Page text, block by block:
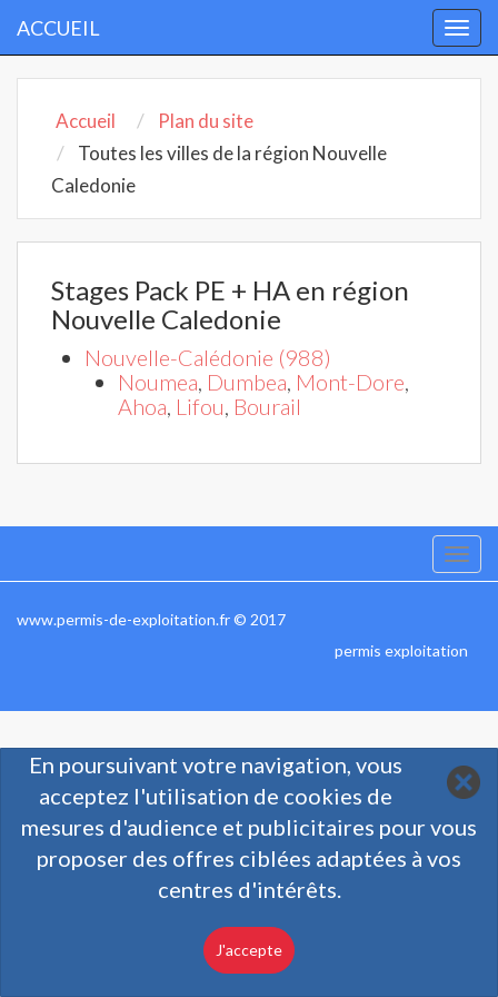
ACCUEIL
Accueil
Plan du site
Toutes les villes de la région Nouvelle
Caledonie
Stages Pack PE + HA en région
Nouvelle Caledonie
Nouvelle-Calédonie (988)
Noumea, Dumbea, Mont-Dore,
Ahoa, Lifou, Bourail
www.permis-de-exploitation.fr © 2017
permis exploitation
En poursuivant votre navigation, vous
acceptez l'utilisation de cookies de
mesures d'audience et publicitaires pour vous
proposer des offres ciblées adaptées à vos
centres d'intérêts.